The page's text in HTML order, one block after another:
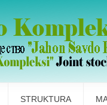
STRUKTURA